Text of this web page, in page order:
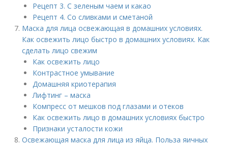
Рецепт 3. С зеленым чаем и какао
Рецепт 4. Со сливками и сметаной
Маска для лица освежающая в домашних условиях.
Как освежить лицо быстро в домашних условиях. Как
сделать лицо свежим
Как освежить лицо
Контрастное умывание
Домашняя криотерапия
Лифтинг – маска
Компресс от мешков под глазами и отеков
Как освежить лицо в домашних условиях быстро
Признаки усталости кожи
Освежающая маска для лица из яйца. Польза яичных